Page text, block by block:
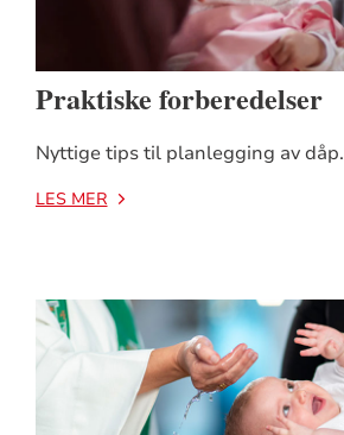
Praktiske forberedelser
Nyttige tips til planlegging av dåp.
LES MER